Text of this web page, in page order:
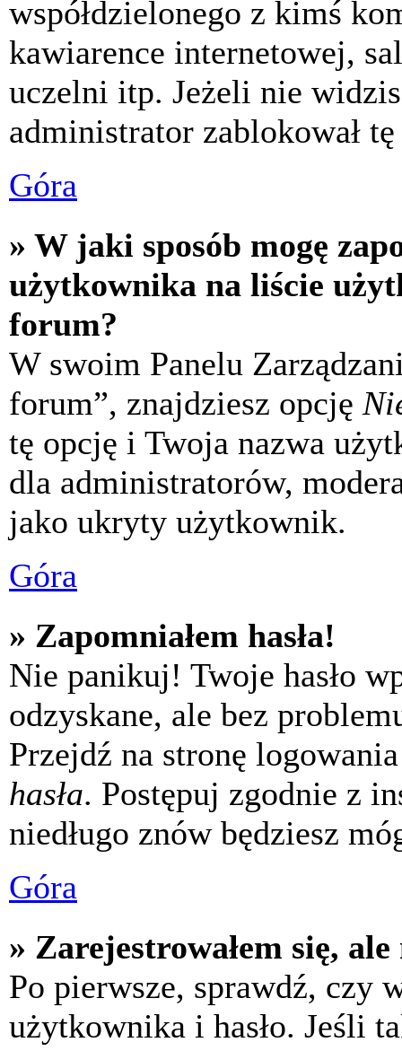
współdzielonego z kimś
kawiarence internetowej,
uczelni itp. Jeżeli nie
administrator zablokował
Góra
» W jaki sposób mogę
użytkownika na liście
forum?
W swoim Panelu
forum”, znajdziesz opcję
tę opcję i Twoja nazwa
dla administratorów,
jako ukryty użytkownik.
Góra
» Zapomniałem hasła!
Nie panikuj! Twoje hasło
odzyskane, ale bez
Przejdź na stronę
hasła. Postępuj zgodnie z
niedługo znów będziesz
Góra
» Zarejestrowałem się,
Po pierwsze, sprawdź, czy
użytkownika i hasło. Jeśli